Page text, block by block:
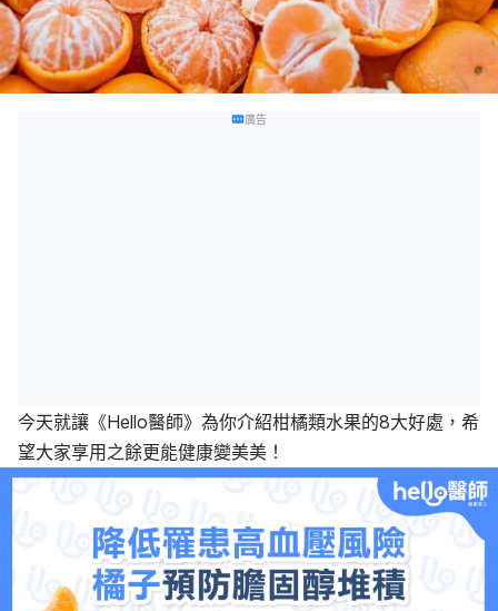
廣告
今天就讓《Hello醫師》為你介紹柑橘類水果的8大好處，希
望大家享用之餘更能健康變美美！